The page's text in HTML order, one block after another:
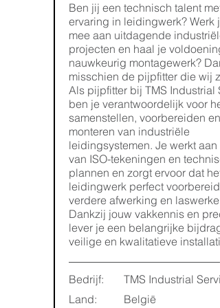
Ben jij een technisch talent met
ervaring in leidingwerk? Werk
mee aan uitdagende industriële
projecten en haal je
nauwkeurig montagewerk?
misschien de pijpfitter die wij
Als pijpfitter bij TMS Industrial
ben je verantwoordelijk voor het
samenstellen, voorbereiden en
monteren van industriële
leidingsystemen. Je werkt aan
van ISO-tekeningen en
plannen en zorgt ervoor dat het
leidingwerk perfect voorbereid
verdere afwerking en
Dankzij jouw vakkennis en
lever je een belangrijke
veilige en kwalitatieve
Bedrijf:
Land:
TMS Industrial
België